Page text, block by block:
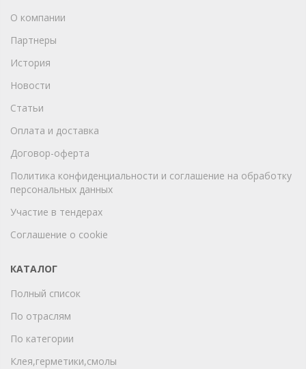
О компании
Партнеры
История
Новости
Статьи
Оплата и доставка
Договор-оферта
Политика конфиденциальности и соглашение на обработку
персональных данных
Участие в тендерах
Соглашение о cookie
КАТАЛОГ
Полный список
По отраслям
По категории
Клея,герметики,смолы